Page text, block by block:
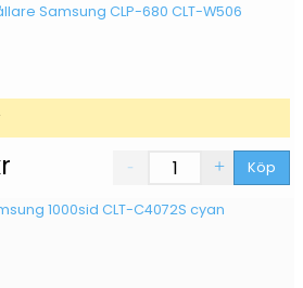
Samsung CLP-680 CLT-W506
Köp
1000sid CLT-C4072S cyan